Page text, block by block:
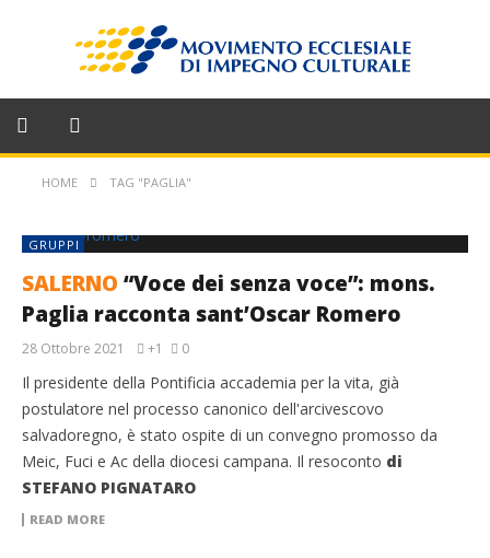
HOME TAG "PAGLIA"
GRUPPI
SALERNO “Voce dei senza voce”: mons.
Paglia racconta sant’Oscar Romero
28 Ottobre 2021 +1 0
Il presidente della Pontificia accademia per la vita, già
postulatore nel processo canonico dell'arcivescovo
salvadoregno, è stato ospite di un convegno promosso da
Meic, Fuci e Ac della diocesi campana. Il resoconto di
STEFANO PIGNATARO
READ MORE